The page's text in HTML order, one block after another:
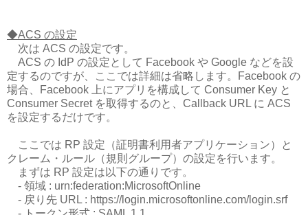
◆ACS の設定
次は ACS の設定です。
ACS の IdP の設定として Facebook や Google などを設
定するのですが、ここでは詳細は省略します。Facebook の
場合、Facebook 上にアプリを構成して Consumer Key と
Consumer Secret を取得するのと、Callback URL に ACS
を設定するだけです。
ここでは RP 設定（証明書利用者アプリケーション）と
クレーム・ルール（規則グループ）の設定を行います。
まずは RP 設定は以下の通りです。
- 領域 : urn:federation:MicrosoftOnline
- 戻り先 URL : https://login.microsoftonline.com/login.srf